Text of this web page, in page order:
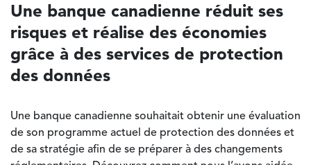
Une banque canadienne réduit ses
risques et réalise des économies
grâce à des services de protection
des données
Une banque canadienne souhaitait obtenir une évaluation
de son programme actuel de protection des données et
de sa stratégie afin de se préparer à des changements